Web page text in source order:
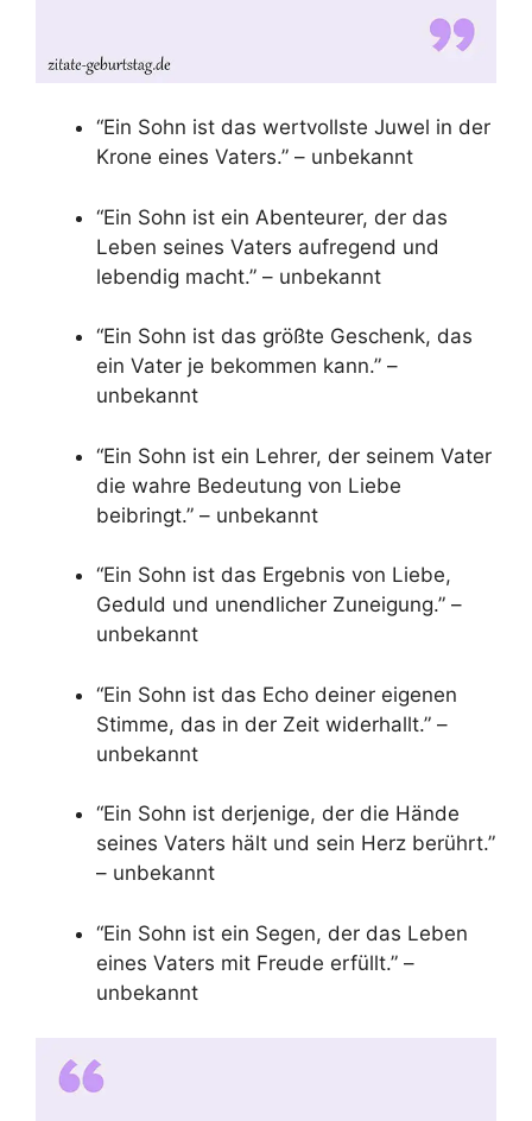
“Ein Sohn ist das wertvollste Juwel in der
Krone eines Vaters.” – unbekannt
“Ein Sohn ist ein Abenteurer, der das
Leben seines Vaters aufregend und
lebendig macht.” – unbekannt
“Ein Sohn ist das größte Geschenk, das
ein Vater je bekommen kann.” –
unbekannt
“Ein Sohn ist ein Lehrer, der seinem Vater
die wahre Bedeutung von Liebe
beibringt.” – unbekannt
“Ein Sohn ist das Ergebnis von Liebe,
Geduld und unendlicher Zuneigung.” –
unbekannt
“Ein Sohn ist das Echo deiner eigenen
Stimme, das in der Zeit widerhallt.” –
unbekannt
“Ein Sohn ist derjenige, der die Hände
seines Vaters hält und sein Herz berührt.”
– unbekannt
“Ein Sohn ist ein Segen, der das Leben
eines Vaters mit Freude erfüllt.” –
unbekannt